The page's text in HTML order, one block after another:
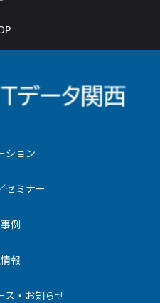
ション
セミナー
例
報
ス・お知らせ